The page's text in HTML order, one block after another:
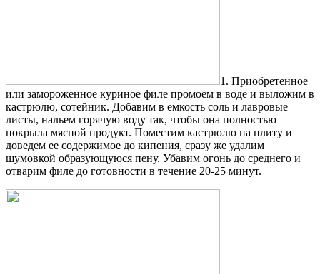
1. Приобретенное
или замороженное куриное филе промоем в воде и выложим в
кастрюлю, сотейник. Добавим в емкость соль и лавровые
листы, нальем горячую воду так, чтобы она полностью
покрыла мясной продукт. Поместим кастрюлю на плиту и
доведем ее содержимое до кипения, сразу же удалим
шумовкой образующуюся пену. Убавим огонь до среднего и
отварим филе до готовности в течение 20-25 минут.